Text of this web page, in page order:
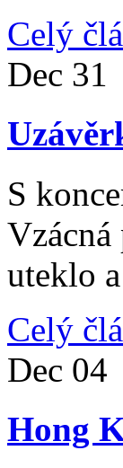
Celý
Dec 31
S
uteklo
Celý
Dec 04
Hong